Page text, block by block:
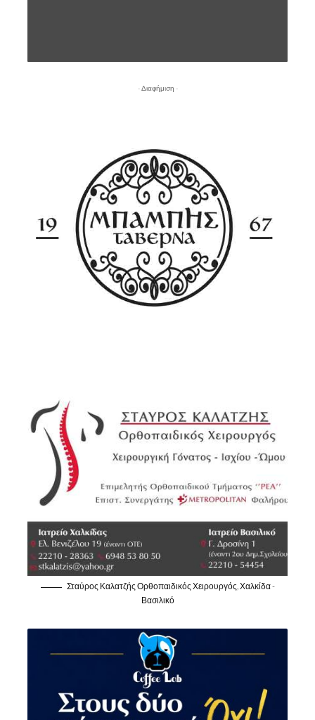
- Διαφήμιση -
Σταύρος Καλατζής Ορθοπαιδικός Χειρουργός, Χαλκίδα -
Βασιλικό